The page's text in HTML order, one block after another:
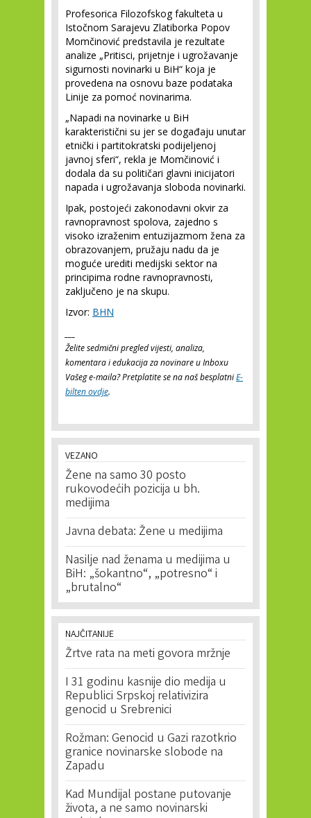
Profesorica Filozofskog fakulteta u
Istočnom Sarajevu Zlatiborka Popov
Momčinović predstavila je rezultate
analize „Pritisci, prijetnje i ugrožavanje
sigurnosti novinarki u BiH“ koja je
provedena na osnovu baze podataka
Linije za pomoć novinarima.
„Napadi na novinarke u BiH
karakteristični su jer se događaju unutar
etnički i partitokratski podijeljenoj
javnoj sferi“, rekla je Momčinović i
dodala da su političari glavni inicijatori
napada i ugrožavanja sloboda novinarki.
Ipak, postojeći zakonodavni okvir za
ravnopravnost spolova, zajedno s
visoko izraženim entuzijazmom žena za
obrazovanjem, pružaju nadu da je
moguće urediti medijski sektor na
principima rodne ravnopravnosti,
zaključeno je na skupu.
Izvor: BHN
Želite sedmični pregled vijesti, analiza,
komentara i edukacija za novinare u Inboxu
Vašeg e-maila? Pretplatite se na naš besplatniE-
bilten ovdje.
VEZANO
Žene na samo 30 posto
rukovodećih pozicija u bh.
medijima
Javna debata: Žene u medijima
Nasilje nad ženama u medijima u
BiH: „šokantno“, „potresno“ i
„brutalno“
NAJČITANIJE
Žrtve rata na meti govora mržnje
I 31 godinu kasnije dio medija u
Republici Srpskoj relativizira
genocid u Srebrenici
Rožman: Genocid u Gazi razotkrio
granice novinarske slobode na
Zapadu
Kad Mundijal postane putovanje
života, a ne samo novinarski